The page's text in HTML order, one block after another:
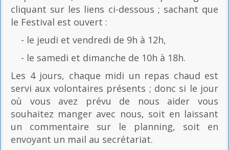
cliquant sur les liens ci-dessous ; sachant que
le Festival est ouvert :
- le jeudi et vendredi de 9h à 12h,
- le samedi et dimanche de 10h à 18h.
Les 4 jours, chaque midi un repas chaud est
servi aux volontaires présents ; donc si le jour
où vous avez prévu de nous aider vous
souhaitez manger avec nous, soit en laissant
un commentaire sur le planning, soit en
envoyant un mail au secrétariat.